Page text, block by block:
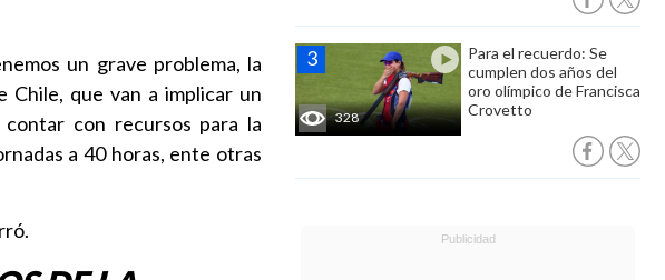
328
Para el recuerdo: Se
cumplen dos años del
oro olímpico de Francisca
Crovetto
un grave problema, la
Chile, que van a implicar un
con recursos para la
a 40 horas, ente otras